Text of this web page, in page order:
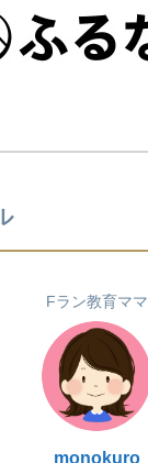
Fラン教育ママ
monokuro